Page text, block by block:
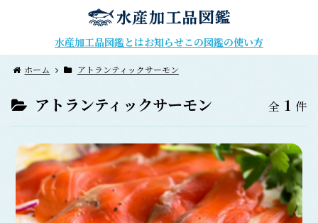
水産加工品図鑑とはお知らせこの図鑑の使い方
ホーム アトランティックサーモン
アトランティックサーモン 全 1 件